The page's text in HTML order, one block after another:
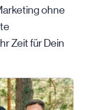
ohne
Zeit für Dein